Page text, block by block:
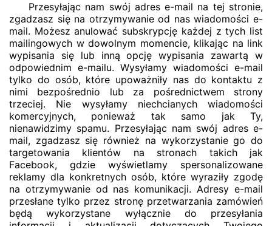
Przesyłając nam swój adres e-mail na tej stronie,
zgadzasz się na otrzymywanie od nas wiadomości e-
mail. Możesz anulować subskrypcję każdej z tych list
mailingowych w dowolnym momencie, klikając na link
wypisania się lub inną opcję wypisania zawartą w
odpowiednim e-mailu. Wysyłamy wiadomości e-mail
tylko do osób, które upoważniły nas do kontaktu z
nimi bezpośrednio lub za pośrednictwem strony
trzeciej. Nie wysyłamy niechcianych wiadomości
komercyjnych, ponieważ tak samo jak Ty,
nienawidzimy spamu. Przesyłając nam swój adres e-
mail, zgadzasz się również na wykorzystanie go do
targetowania klientów na stronach takich jak
Facebook, gdzie wyświetlamy spersonalizowane
reklamy dla konkretnych osób, które wyraziły zgodę
na otrzymywanie od nas komunikacji. Adresy e-mail
przesłane tylko przez stronę przetwarzania zamówień
będą wykorzystane wyłącznie do przesyłania